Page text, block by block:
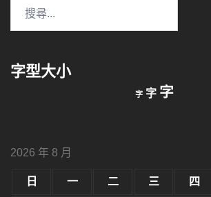
字:
字型大小
字 小
字重
小。
字放
2026 年 8 月
日 一 二 三 四